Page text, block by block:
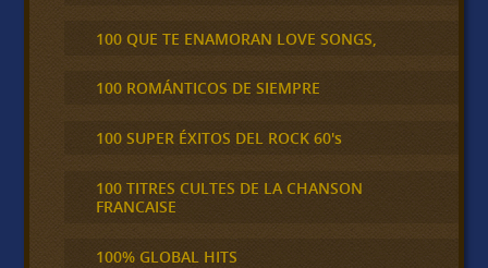
100 QUE TE ENAMORAN LOVE SONGS,
100 ROMÁNTICOS DE SIEMPRE
100 SUPER ÉXITOS DEL ROCK 60's
100 TITRES CULTES DE LA CHANSON
FRANCAISE
100% GLOBAL HITS